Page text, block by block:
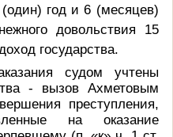
год и 6 (месяцев)
довольствия 15
государства.
судом учтены
- вызов Ахметовым
преступления,
на оказание